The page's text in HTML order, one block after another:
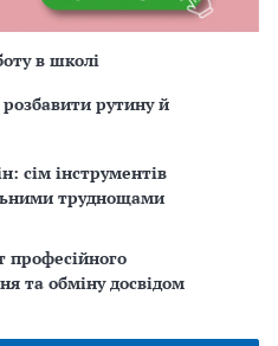
в школі
рутину й
сім інструментів
труднощами
та обміну досвідом